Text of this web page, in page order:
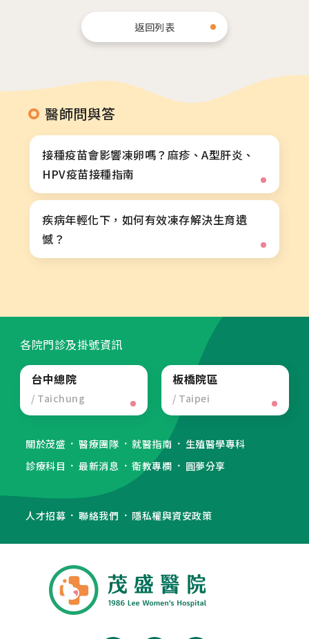
茂盛醫院生殖醫學中心
安馨產後護理之家
馨美美學診所
其他相關
人才招募
聯絡我們
返回列表
醫師問與答
接種疫苗會影響凍卵嗎？麻疹、A型肝炎、
HPV疫苗接種指南
疾病年輕化下，如何有效凍存解決生育遺
憾？
各院門診及掛號資訊
台中總院
/ Taichung
板橋院區
/ Taipei
關於茂盛 醫療團隊 就醫指南
生殖醫學專科
診療科目
最新消息 衛教專欄 圓夢分享
人才招募 聯絡我們 隱私權與資安政策